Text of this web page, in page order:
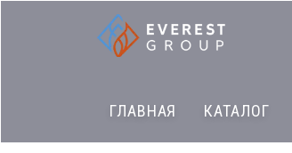
ГЛАВНАЯ КАТАЛОГ